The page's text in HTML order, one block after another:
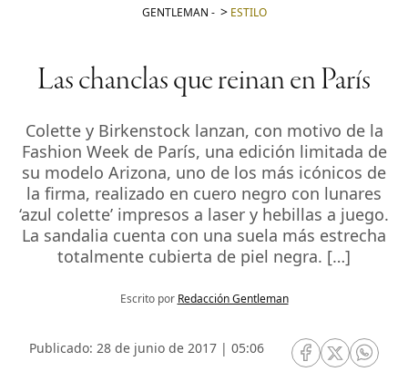
GENTLEMAN - ESTILO
Las chanclas que reinan en París
Colette y Birkenstock lanzan, con motivo de la
Fashion Week de París, una edición limitada de
su modelo Arizona, uno de los más icónicos de
la firma, realizado en cuero negro con lunares
‘azul colette’ impresos a laser y hebillas a juego.
La sandalia cuenta con una suela más estrecha
totalmente cubierta de piel negra. […]
Escrito por Redacción Gentleman
Publicado: 28 de junio de 2017 | 05:06
RRSS Facebook
RRSSRRSS